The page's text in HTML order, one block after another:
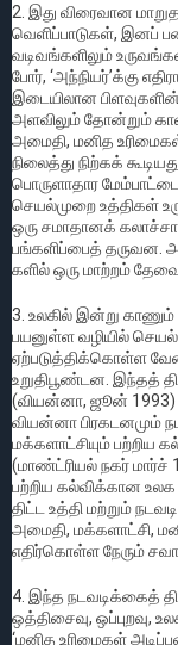
2. இது விரைவான
வெளிப்பாடுகள், இனப்
வடிவங்களிலும்
போர், ‘அந்நியர்’க்கு
இடையிலான
அளவிலும் தோன்றும்
அமைதி, மனித
நிலைத்து நிற்கக்
பொருளாதார
செயல்முறை உத்திகள்
ஒரு சமாதானக்
பங்களிப்பைத் தருவன.
களில் ஒரு மாற்றம்
3. உலகில் இன்று
பயனுள்ள வழியில்
ஏற்படுத்திக்கொள்ள
உறுதிபூண்டன. இந்தத்
(வியன்னா, ஜூன் 1993)
வியன்னா பிரகடனமும்
மக்களாட்சியும் பற்றிய
(மாண்ட்ரியல் நகர் மார்ச்
பற்றிய கல்விக்கான
திட்ட உத்தி மற்றும்
அமைதி, மக்களாட்சி,
எதிர்கொள்ள நேரும்
4. இந்த நடவடிக்கைத்
ஒத்திசைவு, ஒப்புறவு,
‘மனித உரிமைகள்